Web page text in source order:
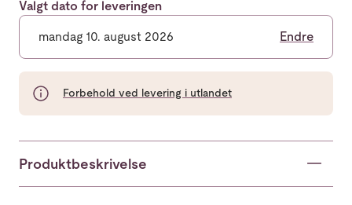
Valgt dato for leveringen
mandag 10. august 2026 Endre
Forbehold ved levering i utlandet
Produktbeskrivelse